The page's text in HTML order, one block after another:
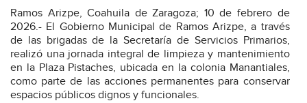
Ramos Arizpe, Coahuila de Zaragoza; 10 de febrero de
2026.- El Gobierno Municipal de Ramos Arizpe, a través
de las brigadas de la Secretaría de Servicios Primarios,
realizó una jornada integral de limpieza y mantenimiento
en la Plaza Pistaches, ubicada en la colonia Manantiales,
como parte de las acciones permanentes para conservar
espacios públicos dignos y funcionales.